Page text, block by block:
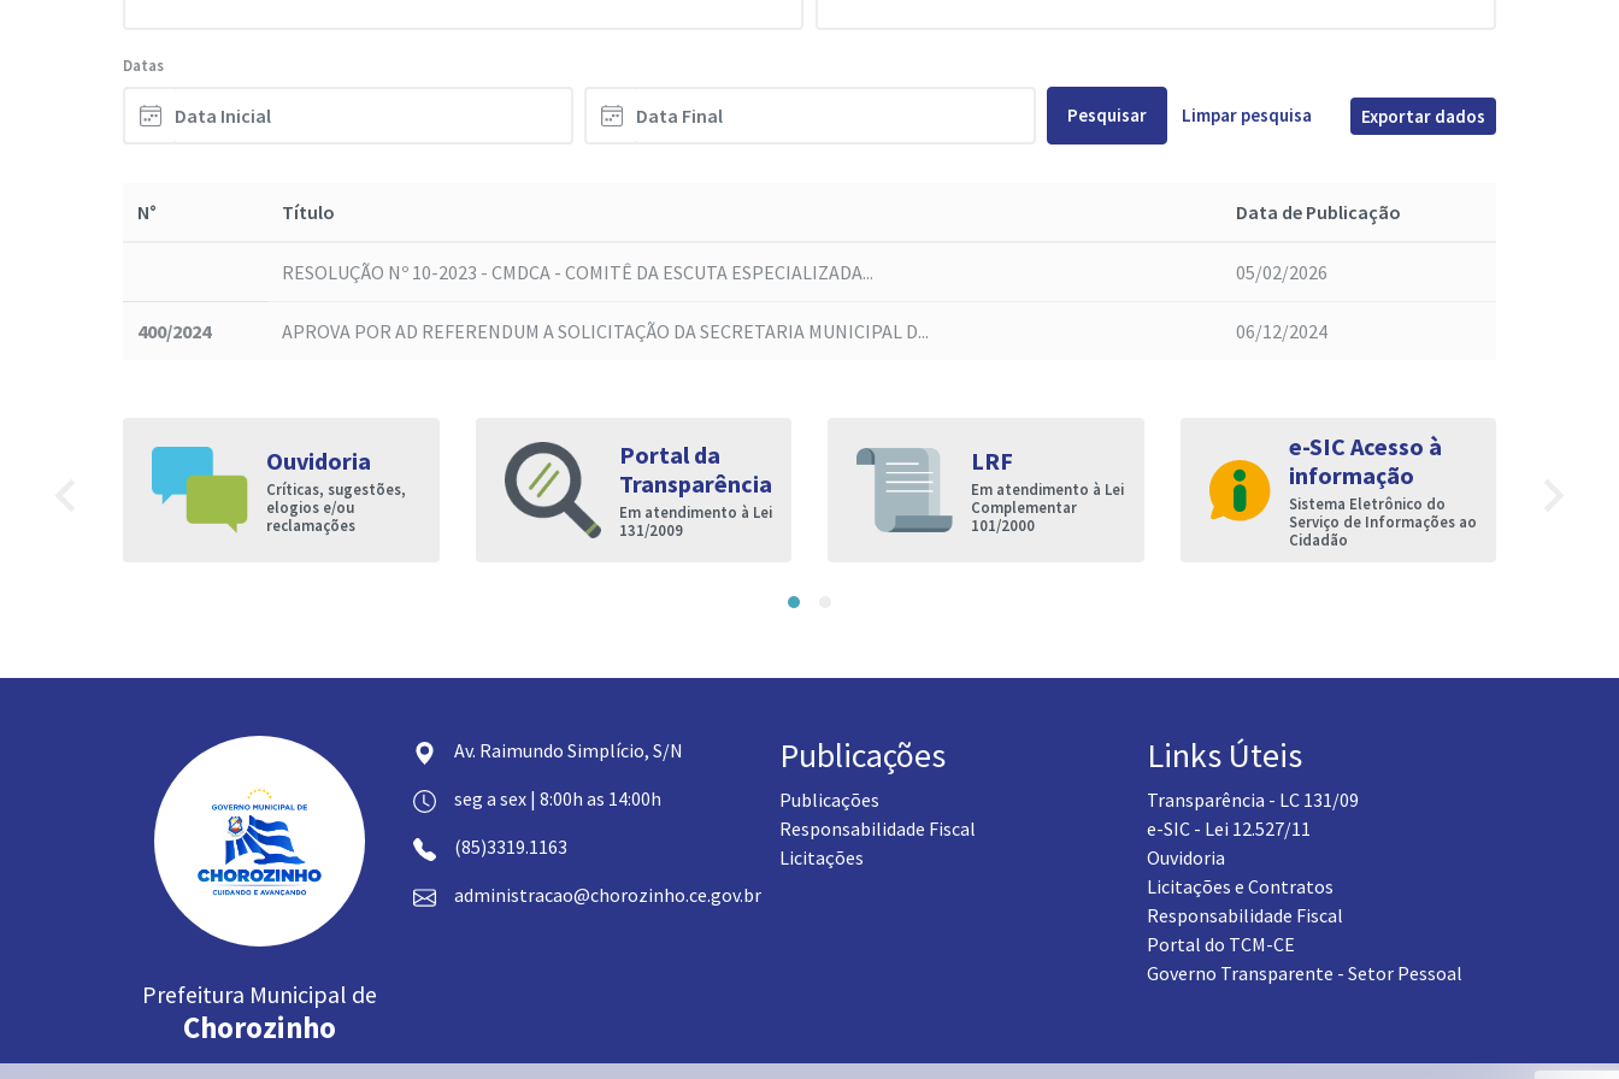
Datas
Pesquisar Limpar pesquisa Exportar dados
N° Título Data de Publicação
RESOLUÇÃO Nº 10-2023 - CMDCA - COMITÊ DA ESCUTA ESPECIALIZADA... 05/02/2026
400/2024 APROVA POR AD REFERENDUM A SOLICITAÇÃO DA SECRETARIA MUNICIPAL D... 06/12/2024
Ouvidoria
Críticas, sugestões,
elogios e/ou
reclamações
Portal da
Transparência
Em atendimento à Lei
131/2009
LRF
Em atendimento à Lei
Complementar
101/2000
e-SIC Acesso à
informação
Sistema Eletrônico do
Serviço de Informações ao
Cidadão
Prefeitura Municipal de
Chorozinho
Av. Raimundo Simplício, S/N
seg a sex | 8:00h as 14:00h
(85)3319.1163
administracao@chorozinho.ce.gov.br
Publicações
Publicações
Responsabilidade Fiscal
Licitações
Links Úteis
Transparência - LC 131/09
e-SIC - Lei 12.527/11
Ouvidoria
Licitações e Contratos
Responsabilidade Fiscal
Portal do TCM-CE
Governo Transparente - Setor Pessoal